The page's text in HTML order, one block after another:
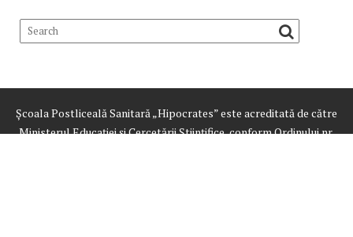
Școala Postliceală Sanitară „Hipocrates” este acreditată de către
Ministerul Educației și Cercetării Științifice, conform Ordinului nr.